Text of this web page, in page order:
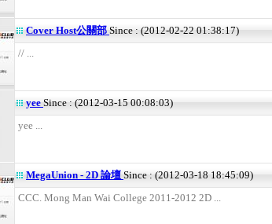
Cover Host公關部 Since : (2012-02-22 01:38:17)
// ...
yee Since : (2012-03-15 00:08:03)
yee ...
MegaUnion - 2D 論壇 Since : (2012-03-18 18:45:09)
CCC. Mong Man Wai College 2011-2012 2D ...